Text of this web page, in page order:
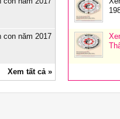
con năm 2017
Xem tất cả »